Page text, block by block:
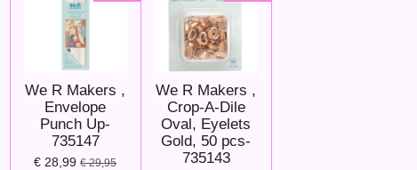
We R Makers ,
Envelope
Punch Up-
735147
€ 28,99 € 29,95
We R Makers ,
Crop-A-Dile
Oval, Eyelets
Gold, 50 pcs-
735143